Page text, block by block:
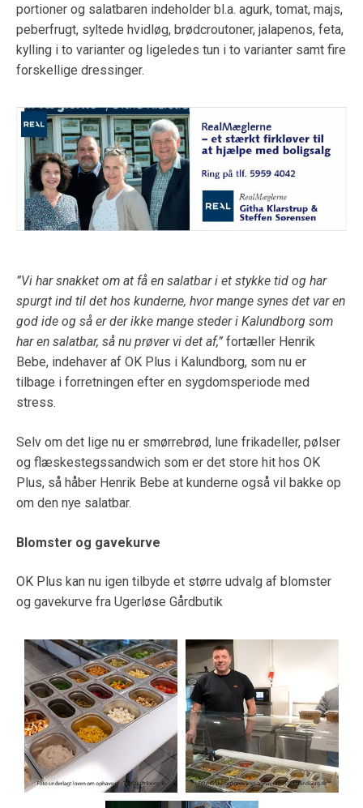
portioner og salatbaren indeholder bl.a. agurk, tomat, majs,
peberfrugt, syltede hvidløg, brødcroutoner, jalapenos, feta,
kylling i to varianter og ligeledes tun i to varianter samt fire
forskellige dressinger.
”Vi har snakket om at få en salatbar i et stykke tid og har
spurgt ind til det hos kunderne, hvor mange synes det var en
god ide og så er der ikke mange steder i Kalundborg som
har en salatbar, så nu prøver vi det af,” fortæller Henrik
Bebe, indehaver af OK Plus i Kalundborg, som nu er
tilbage i forretningen efter en sygdomsperiode med
stress.
Selv om det lige nu er smørrebrød, lune frikadeller, pølser
og flæskestegssandwich som er det store hit hos OK
Plus, så håber Henrik Bebe at kunderne også vil bakke op
om den nye salatbar.
Blomster og gavekurve
OK Plus kan nu igen tilbyde et større udvalg af blomster
og gavekurve fra Ugerløse Gårdbutik